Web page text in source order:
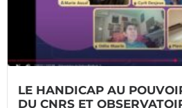
LE HANDICAP AU
DU CNRS ET